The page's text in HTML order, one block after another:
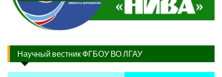
Научный вестник ФГБОУ ВО ЛГАУ